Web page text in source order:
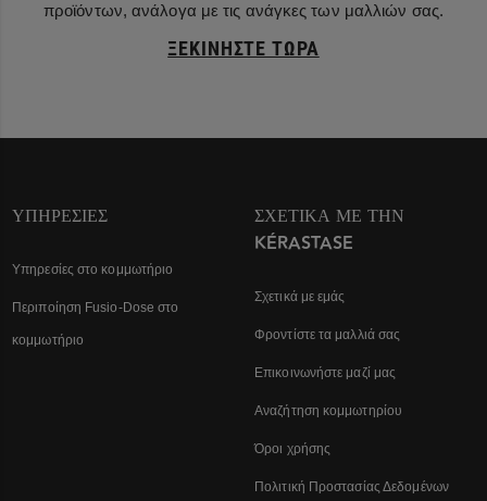
προϊόντων, ανάλογα με τις ανάγκες των μαλλιών σας.
ΞΕΚΙΝΉΣΤΕ ΤΏΡΑ
ΥΠΗΡΕΣΊΕΣ
Υπηρεσίες στο κομμωτήριο
Περιποίηση Fusio-Dose στο
κομμωτήριο
ΣΧΕΤΙΚΆ ΜΕ ΤΗΝ
KÉRASTASE
Σχετικά με εμάς
Φροντίστε τα μαλλιά σας
Επικοινωνήστε μαζί μας
Αναζήτηση κομμωτηρίου
Όροι χρήσης
Πολιτική Προστασίας Δεδομένων